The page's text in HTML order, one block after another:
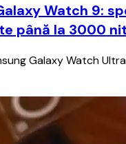
Watch 9:
până la 3000
Galaxy Watch